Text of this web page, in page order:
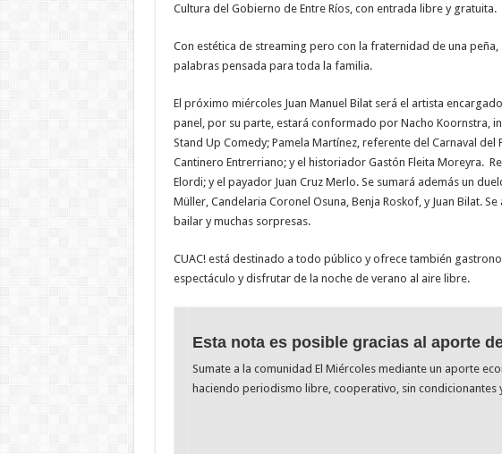
Cultura del Gobierno de Entre Ríos, con entrada libre y gratuita.
Con estética de streaming pero con la fraternidad de una peña,
palabras pensada para toda la familia.
El próximo miércoles Juan Manuel Bilat será el artista
panel, por su parte, estará conformado por Nacho Koornstra,
Stand Up Comedy; Pamela Martínez, referente del Carnaval del
Cantinero Entrerriano; y el historiador Gastón Fleita Moreyra.
Elordi; y el payador Juan Cruz Merlo. Se sumará además un
Müller, Candelaria Coronel Osuna, Benja Roskof, y Juan Bilat.
bailar y muchas sorpresas.
CUAC! está destinado a todo público y ofrece también
espectáculo y disfrutar de la noche de verano al aire libre.
Esta nota es posible gracias al aporte
Sumate a la comunidad El Miércoles mediante un aporte
haciendo periodismo libre, cooperativo, sin condicionantes